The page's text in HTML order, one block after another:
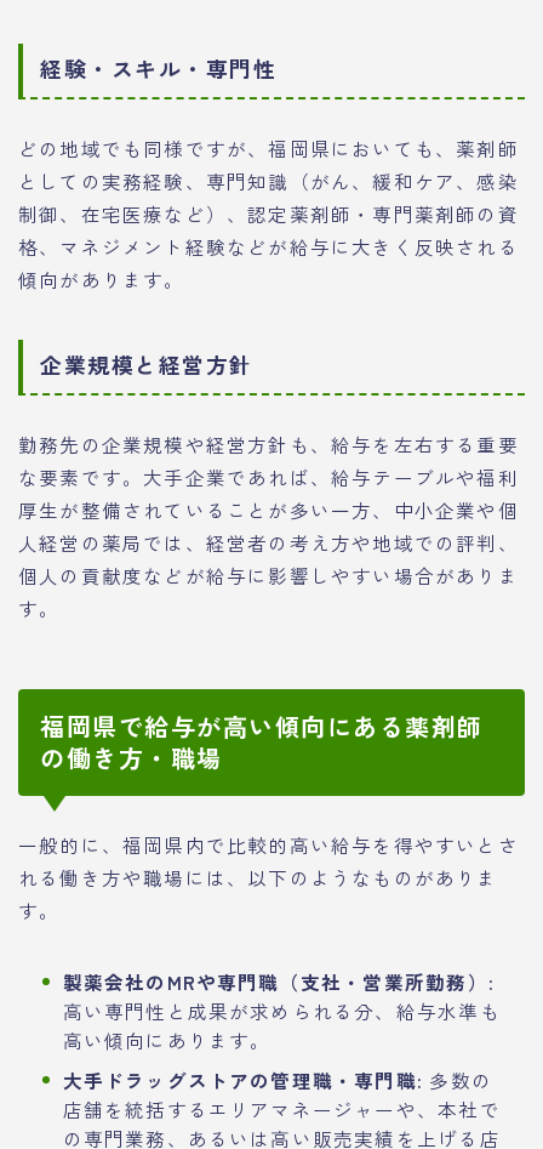
経験・スキル・専門性
どの地域でも同様ですが、福岡県においても、薬剤師
としての実務経験、専門知識（がん、緩和ケア、感染
制御、在宅医療など）、認定薬剤師・専門薬剤師の資
格、マネジメント経験などが給与に大きく反映される
傾向があります。
企業規模と経営方針
勤務先の企業規模や経営方針も、給与を左右する重要
な要素です。大手企業であれば、給与テーブルや福利
厚生が整備されていることが多い一方、中小企業や個
人経営の薬局では、経営者の考え方や地域での評判、
個人の貢献度などが給与に影響しやすい場合がありま
す。
福岡県で給与が高い傾向にある薬剤師
の働き方・職場
一般的に、福岡県内で比較的高い給与を得やすいとさ
れる働き方や職場には、以下のようなものがありま
す。
製薬会社のMRや専門職（支社・営業所勤務）:
高い専門性と成果が求められる分、給与水準も
高い傾向にあります。
大手ドラッグストアの管理職・専門職: 多数の
店舗を統括するエリアマネージャーや、本社で
の専門業務、あるいは高い販売実績を上げる店